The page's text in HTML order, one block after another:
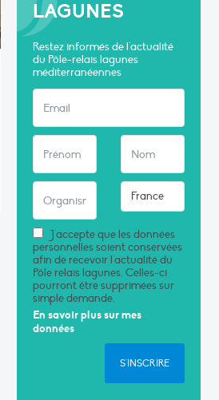
LAGUNES
Restez informés de l'actualité
du Pôle-relais lagunes
méditerranéennes
J'accepte que les données
personnelles soient conservées
afin de recevoir l'actualité du
Pôle relais lagunes. Celles-ci
pourront être supprimées sur
simple demande.
En savoir plus sur mes
données
S'INSCRIRE